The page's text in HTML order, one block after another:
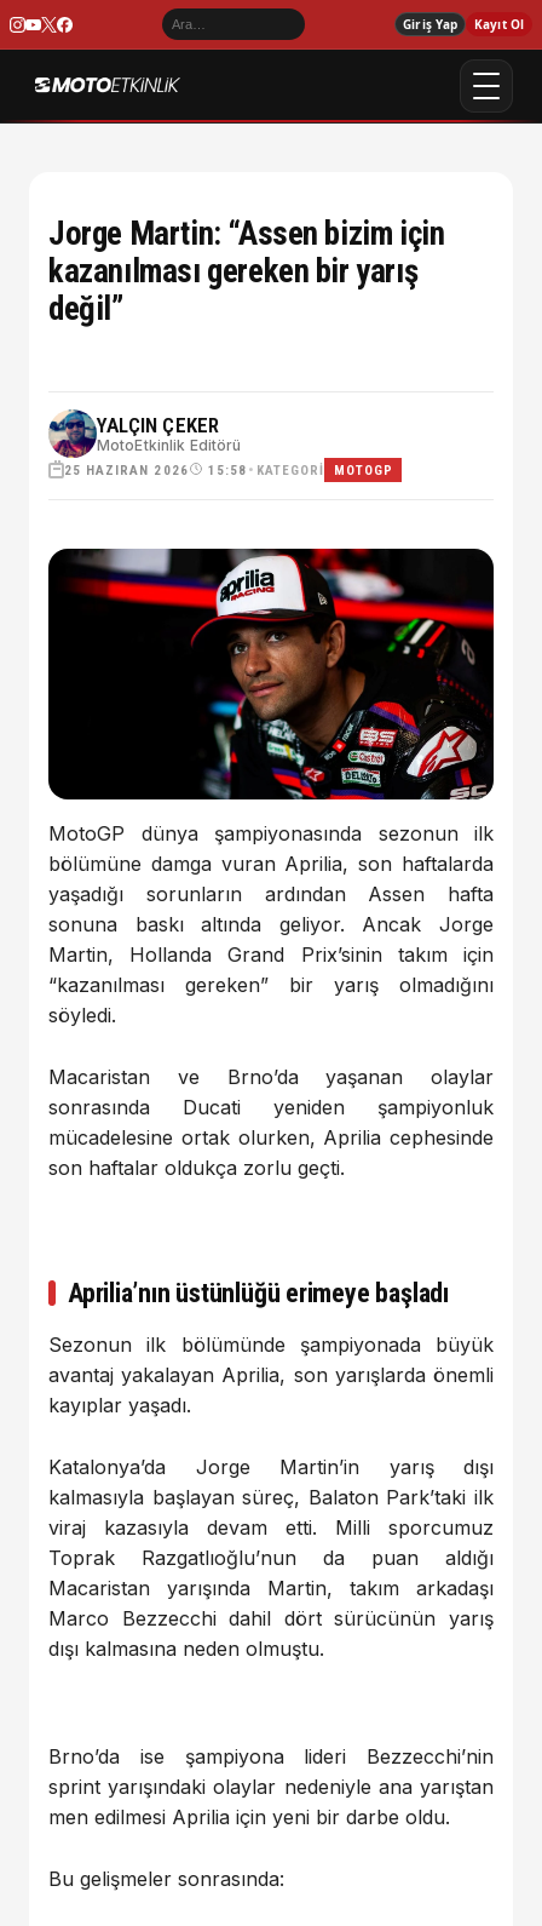
Giriş Yap Kayıt Ol
Jorge Martin: “Assen bizim için
kazanılması gereken bir yarış
değil”
YALÇIN ÇEKER
MotoEtkinlik Editörü
25 HAZIRAN 2026 15:58 • KATEGORI MOTOGP
MotoGP dünya şampiyonasında sezonun ilk
bölümüne damga vuran Aprilia, son haftalarda
yaşadığı sorunların ardından Assen hafta
sonuna baskı altında geliyor. Ancak Jorge
Martin, Hollanda Grand Prix’sinin takım için
“kazanılması gereken” bir yarış olmadığını
söyledi.
Macaristan ve Brno’da yaşanan olaylar
sonrasında Ducati yeniden şampiyonluk
mücadelesine ortak olurken, Aprilia cephesinde
son haftalar oldukça zorlu geçti.
Aprilia’nın üstünlüğü erimeye başladı
Sezonun ilk bölümünde şampiyonada büyük
avantaj yakalayan Aprilia, son yarışlarda önemli
kayıplar yaşadı.
Katalonya’da Jorge Martin’in yarış dışı
kalmasıyla başlayan süreç, Balaton Park’taki ilk
viraj kazasıyla devam etti. Milli sporcumuz
Toprak Razgatlıoğlu’nun da puan aldığı
Macaristan yarışında Martin, takım arkadaşı
Marco Bezzecchi dahil dört sürücünün yarış
dışı kalmasına neden olmuştu.
Brno’da ise şampiyona lideri Bezzecchi’nin
sprint yarışındaki olaylar nedeniyle ana yarıştan
men edilmesi Aprilia için yeni bir darbe oldu.
Bu gelişmeler sonrasında: